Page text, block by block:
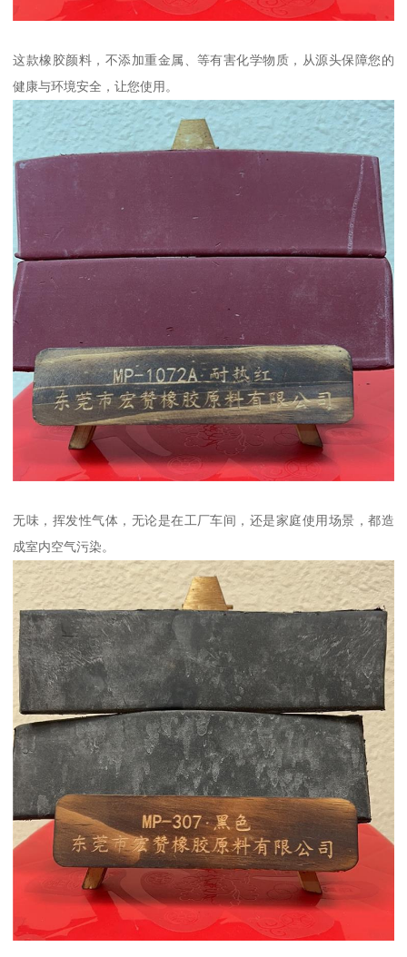
这款橡胶颜料，不添加重金属、等有害化学物质，从源头保障您的
健康与环境安全，让您使用。
无味，挥发性气体，无论是在工厂车间，还是家庭使用场景，都造
成室内空气污染。